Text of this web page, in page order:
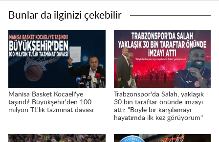
Bunlar da ilginizi çekebilir
Manisa Basket Kocaeli'ye
taşındı! Büyükşehir'den 100
milyon TL'lik tazminat davası
Trabzonspor'da Salah, yaklaşık
30 bin taraftar önünde imzayı
attı: "Böyle bir karşılamayı
hayatımda ilk kez görüyorum"